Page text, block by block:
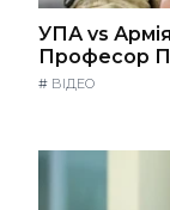
УПА vs
Професор
# ВІДЕО